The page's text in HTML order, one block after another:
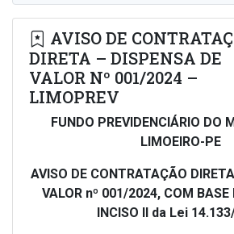
AVISO DE
DIRETA – DISPENSA DE
VALOR Nº 001/2024 –
LIMOPREV
FUNDO PREVIDENCIÁRIO DO
LIMOEIRO-PE
AVISO DE CONTRATAÇÃO
VALOR nº 001/2024, COM BASE
INCISO II da Lei